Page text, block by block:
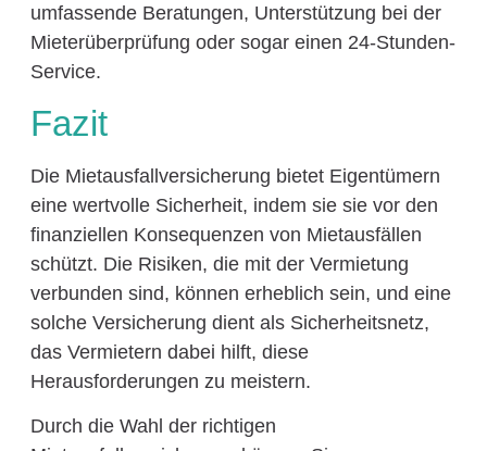
umfassende Beratungen, Unterstützung bei der
Mieterüberprüfung oder sogar einen 24-Stunden-
Service.
Fazit
Die Mietausfallversicherung bietet Eigentümern
eine wertvolle Sicherheit, indem sie sie vor den
finanziellen Konsequenzen von Mietausfällen
schützt. Die Risiken, die mit der Vermietung
verbunden sind, können erheblich sein, und eine
solche Versicherung dient als Sicherheitsnetz,
das Vermietern dabei hilft, diese
Herausforderungen zu meistern.
Durch die Wahl der richtigen